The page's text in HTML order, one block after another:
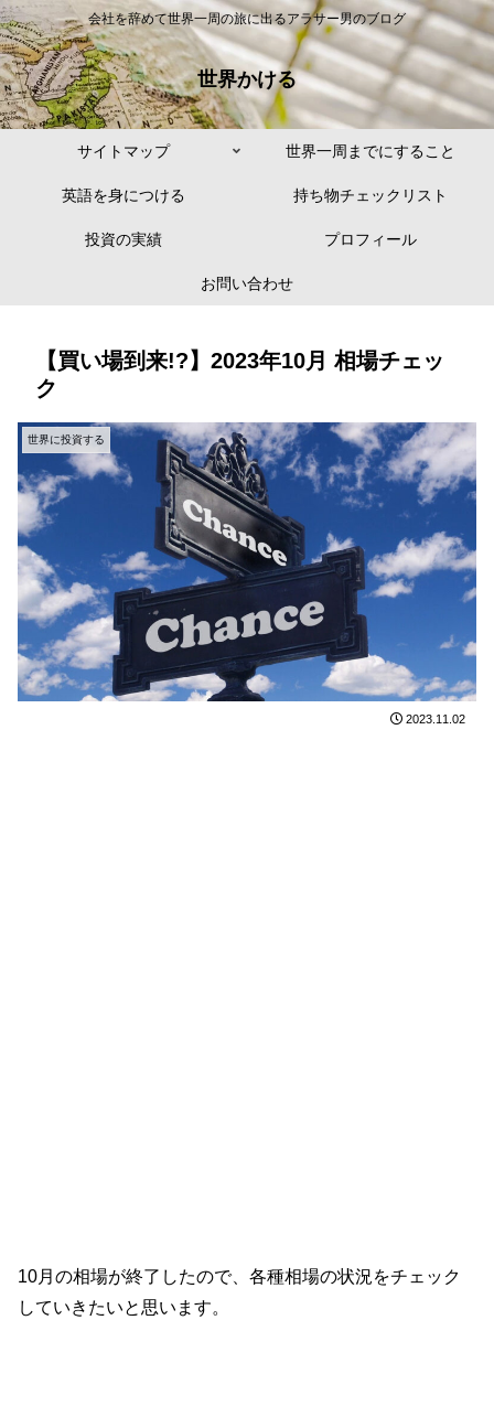
会社を辞めて世界一周の旅に出るアラサー男のブログ
世界かける
サイトマップ 世界一周までにすること
英語を身につける 持ち物チェックリスト
投資の実績 プロフィール
お問い合わせ
【買い場到来!?】2023年10月 相場チェッ
ク
世界に投資する
2023.11.02
10月の相場が終了したので、各種相場の状況をチェック
していきたいと思います。